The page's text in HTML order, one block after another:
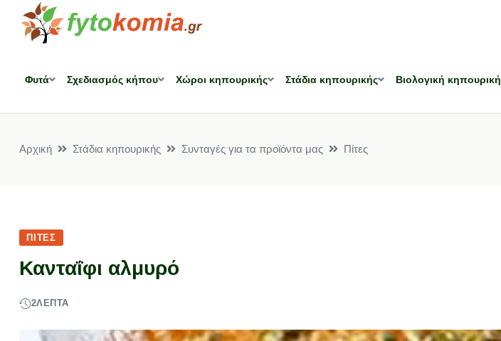
Φυτά Σχεδιασμός κήπου Χώροι κηπουρικής Στάδια κηπουρικής Βιολογική κηπουρική
Αρχική Στάδια κηπουρικής Συνταγές για τα προϊόντα μας Πίτες
ΠΊΤΕΣ
Κανταΐφι αλμυρό
2ΛΕΠΤΆ